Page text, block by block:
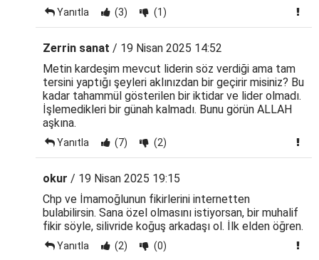
Yanıtla (3) (1)
Zerrin sanat / 19 Nisan 2025 14:52
Metin kardeşim mevcut liderin söz verdiği ama tam
tersini yaptığı şeyleri aklınızdan bir geçirir misiniz? Bu
kadar tahammül gösterilen bir iktidar ve lider olmadı.
İşlemedikleri bir günah kalmadı. Bunu görün ALLAH
aşkına.
Yanıtla (7) (2)
okur / 19 Nisan 2025 19:15
Chp ve İmamoğlunun fikirlerini internetten
bulabilirsin. Sana özel olmasını istiyorsan, bir muhalif
fikir söyle, silivride koğuş arkadaşı ol. İlk elden öğren.
Yanıtla (2) (0)